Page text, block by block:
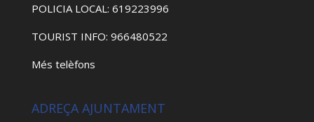
POLICIA LOCAL: 619223996
TOURIST INFO: 966480522
Més telèfons
ADREÇA AJUNTAMENT